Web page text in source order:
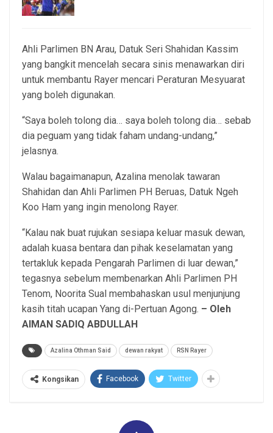
Ahli Parlimen BN Arau, Datuk Seri Shahidan Kassim
yang bangkit mencelah secara sinis menawarkan diri
untuk membantu Rayer mencari Peraturan Mesyuarat
yang boleh digunakan.
“Saya boleh tolong dia… saya boleh tolong dia… sebab
dia peguam yang tidak faham undang-undang,”
jelasnya.
Walau bagaimanapun, Azalina menolak tawaran
Shahidan dan Ahli Parlimen PH Beruas, Datuk Ngeh
Koo Ham yang ingin menolong Rayer.
“Kalau nak buat rujukan sesiapa keluar masuk dewan,
adalah kuasa bentara dan pihak keselamatan yang
tertakluk kepada Pengarah Parlimen di luar dewan,”
tegasnya sebelum membenarkan Ahli Parlimen PH
Tenom, Noorita Sual membahaskan usul menjunjung
kasih titah ucapan Yang di-Pertuan Agong. – Oleh
AIMAN SADIQ ABDULLAH
Azalina Othman Said dewan rakyat RSN Rayer
Kongsikan Facebook Twitter